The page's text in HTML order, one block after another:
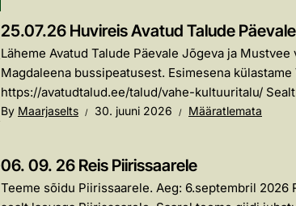
25.07.26 Huvireis Avatud Talude Päevale
Läheme Avatud Talude Päevale Jõgeva ja
Magdaleena bussipeatusest. Esimesena
https://avatudtalud.ee/talud/vahe-kultuuritalu/
By Maarjaselts 30. juuni 2026 Määratlemata
06. 09. 26 Reis Piirissaarele
Teeme sõidu Piirissaarele. Aeg: 6.septembril 2026